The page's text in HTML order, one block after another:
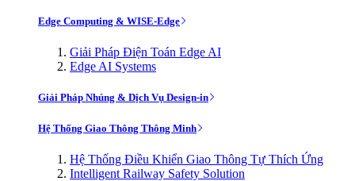
Edge Computing & WISE-Edge
Giải Pháp Điện Toán Edge AI
Edge AI Systems
Giải Pháp Nhúng & Dịch Vụ Design-in
Hệ Thống Giao Thông Thông Minh
Hệ Thống Điều Khiển Giao Thông Tự Thích Ứng
Intelligent Railway Safety Solution